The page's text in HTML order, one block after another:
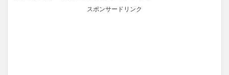
スポンサードリンク